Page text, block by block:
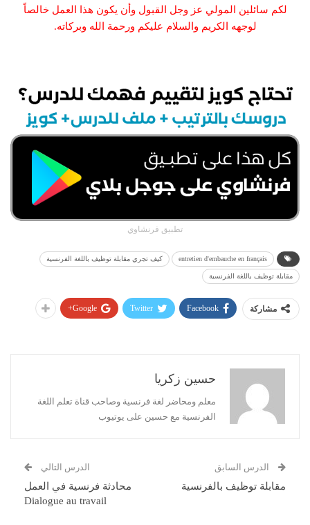
لكم سائلين المولي عز وجل القبول وأن يكون هذا العمل خالصاً
لوجهه الكريم والسلام عليكم ورحمة الله وبركاته.
تطبيق فرنشاوي
entretien d'embauche en français كيف تجري مقابلة توظيف باللغة الفرنسية
مقابلة توظيف باللغة الفرنسية
مشاركة Facebook
Twitter
Google+
حسين زكريا
معلم ومحاضر لغة فرنسية وصاحب قناة تعلم اللغة
الفرنسية مع حسين على يوتيوب
الدرس السابق
مقابلة توظيف بالفرنسية
الدرس التالي
محادثة فرنسية في العمل
Dialogue au travail